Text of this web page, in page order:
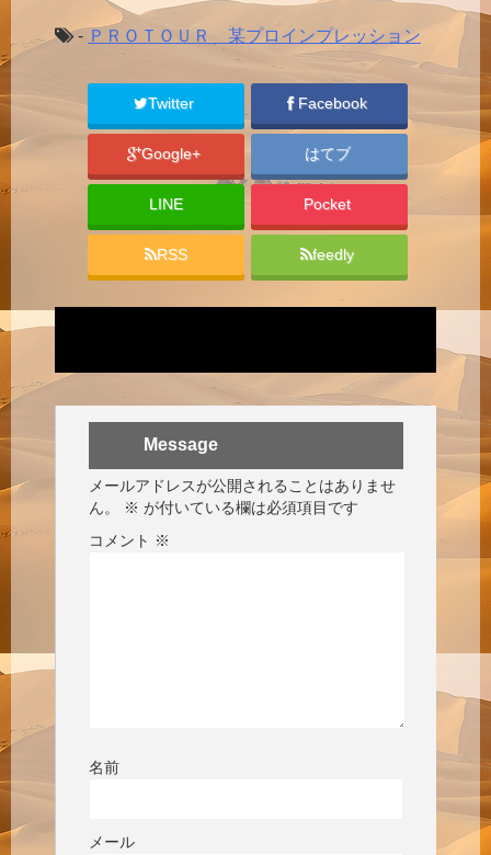
- ＰＲＯＴＯＵＲ 某プロインプレッション
Twitter Facebook
Google+ はてブ
LINE Pocket
RSS feedly
Message
メールアドレスが公開されることはありませ
ん。
※ が付いている欄は必須項目です
コメント ※
名前
メール